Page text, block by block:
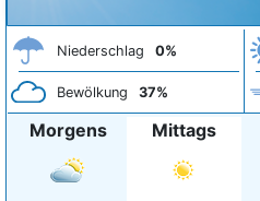
Niederschlag 0%
Bewölkung 37%
Morgens Mittags